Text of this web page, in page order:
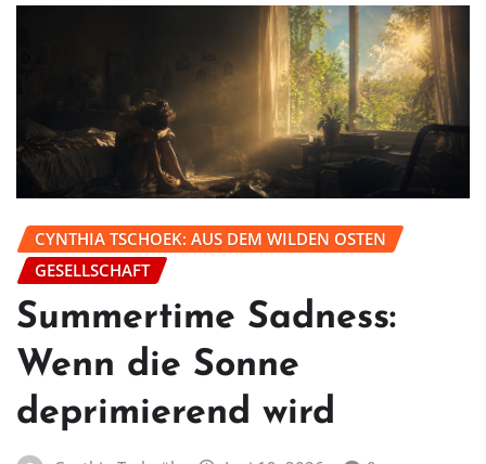
CYNTHIA TSCHOEK: AUS DEM WILDEN OSTEN
GESELLSCHAFT
Summertime Sadness:
Wenn die Sonne
deprimierend wird